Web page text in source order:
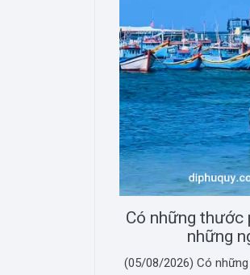
Có những thước
những
(05/08/2026) Có